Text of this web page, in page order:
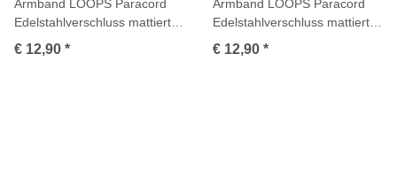
Armband LOOPS Paracord
Edelstahlverschluss mattiert
Multicolor
€ 12,90 *
Armband LOOPS Paracord
Edelstahlverschluss mattiert
Multicolor
€ 12,90 *